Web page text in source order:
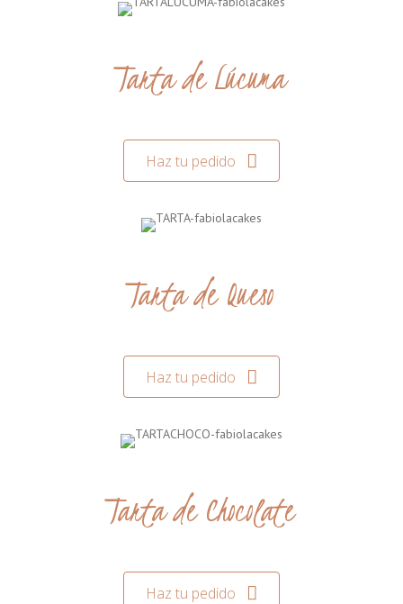
Tarta de Lúcuma
Haz tu pedido
Tarta de Queso
Haz tu pedido
Tarta de Chocolate
Haz tu pedido